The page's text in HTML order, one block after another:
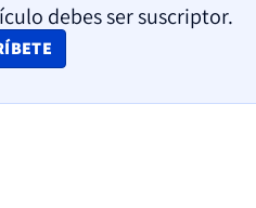
debes ser suscriptor.
IN NEW WINDOW